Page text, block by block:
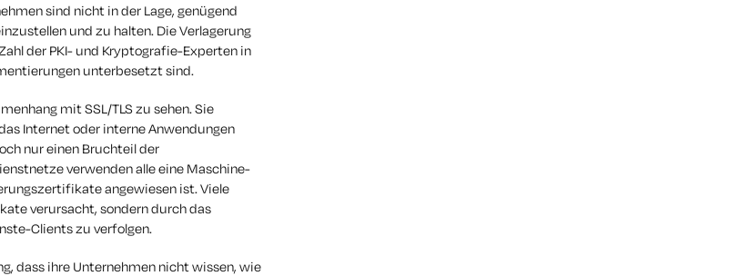
sind nicht in der Lage, genügend
und zu halten. Die Verlagerung
der PKI- und Kryptografie-Experten in
unterbesetzt sind.
mit SSL/TLS zu sehen. Sie
Internet oder interne Anwendungen
nur einen Bruchteil der
verwenden alle eine Maschine-
angewiesen ist. Viele
verursacht, sondern durch das
Clients zu verfolgen.
dass ihre Unternehmen nicht wissen, wie